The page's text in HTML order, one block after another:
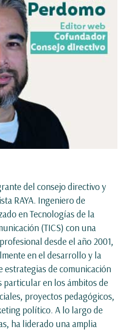
del consejo directivo y
RAYA. Ingeniero de
en Tecnologías de la
(TICS) con una
desde el año 2001,
en el desarrollo y la
estrategias de comunicación
particular en los ámbitos de
proyectos pedagógicos,
político. A lo largo de
ha liderado una amplia